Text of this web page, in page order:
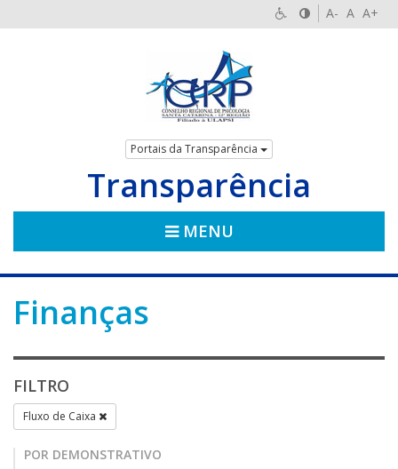
A- A A+
Portais da Transparência
Transparência
MENU
Finanças
FILTRO
Fluxo de Caixa
POR DEMONSTRATIVO